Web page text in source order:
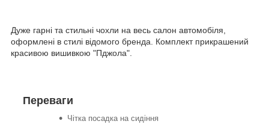
Дуже гарні та стильні чохли на весь салон автомобіля,
оформлені в стилі відомого бренда. Комплект прикрашений
красивою вишивкою "Пджола".
Переваги
Чітка посадка на сидіння